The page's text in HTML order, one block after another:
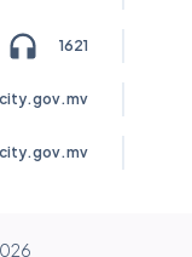
1621